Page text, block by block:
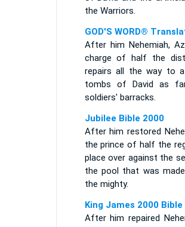
the Warriors.
GOD'S WORD®
After him Nehemiah,
charge of half the
repairs all the way to
tombs of David as
soldiers' barracks.
Jubilee Bible 2000
After him restored
the prince of half the
place over against the
the pool that was
the mighty.
King James 2000 Bible
After him repaired